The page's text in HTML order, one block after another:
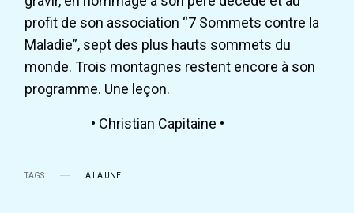
profit de son association “7 Sommets contre la
Maladie”, sept des plus hauts sommets du
monde. Trois montagnes restent encore à son
programme. Une leçon.
• Christian Capitaine •
TAGS A LA UNE